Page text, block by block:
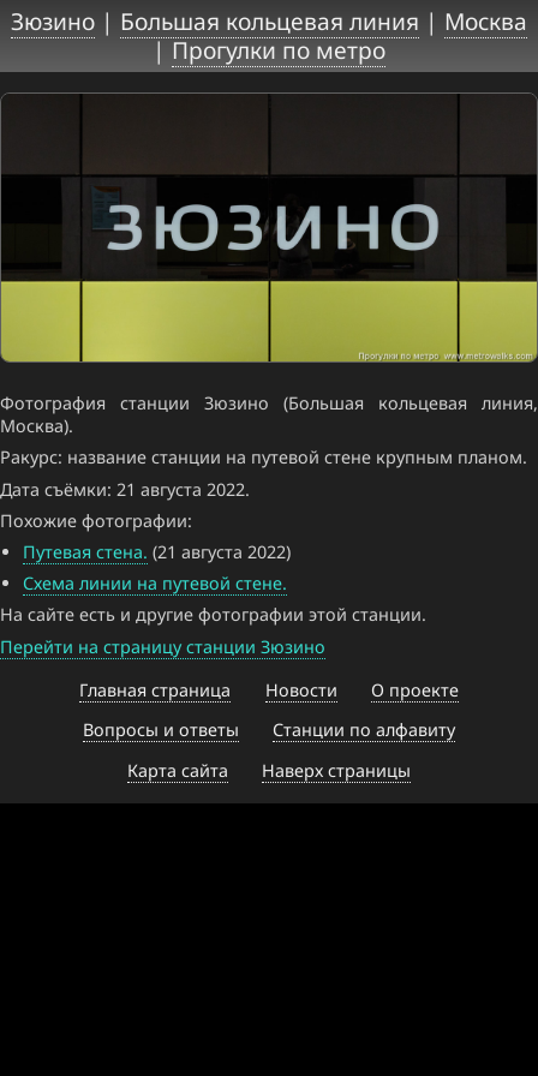
Зюзино | Большая кольцевая линия | Москва
|Прогулки по метро
Фотография станции Зюзино (Большая кольцевая линия,
Москва).
Ракурс: название станции на путевой стене крупным планом.
Дата съёмки: 21 августа 2022.
Похожие фотографии:
Путевая стена. (21 августа 2022)
Схема линии на путевой стене.
На сайте есть и другие фотографии этой станции.
Перейти на страницу станции Зюзино
Главная страница
Новости
О проекте
Вопросы и ответы
Станции по алфавиту
Карта сайта
Наверх страницы